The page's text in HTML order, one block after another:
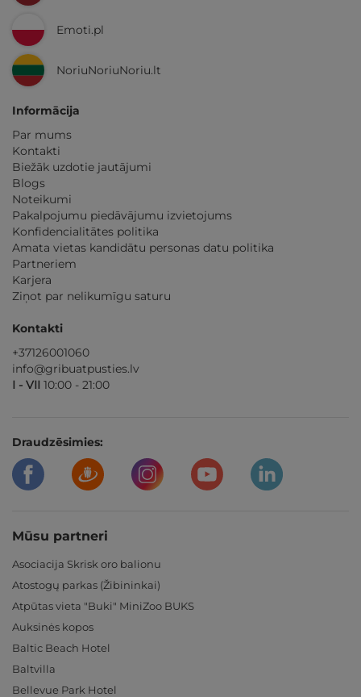
Emoti.pl
NoriuNoriuNoriu.lt
Informācija
Par mums
Kontakti
Biežāk uzdotie jautājumi
Blogs
Noteikumi
Pakalpojumu piedāvājumu izvietojums
Konfidencialitātes politika
Amata vietas kandidātu personas datu politika
Partneriem
Karjera
Ziņot par nelikumīgu saturu
Kontakti
+37126001060
info@gribuatpusties.lv
I - VII 10:00 - 21:00
Draudzēsimies:
Mūsu partneri
Asociacija Skrisk oro balionu
Atostogų parkas (Žibininkai)
Atpūtas vieta "Buki" MiniZoo BUKS
Auksinės kopos
Baltic Beach Hotel
Baltvilla
Bellevue Park Hotel